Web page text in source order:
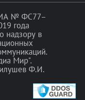
ИА № ФС77–
года
надзору в
Мир".
Ф.И.